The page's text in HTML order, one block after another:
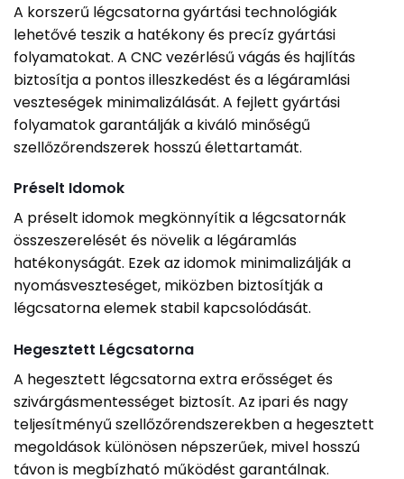
A korszerű légcsatorna gyártási technológiák
lehetővé teszik a hatékony és precíz gyártási
folyamatokat. A CNC vezérlésű vágás és hajlítás
biztosítja a pontos illeszkedést és a légáramlási
veszteségek minimalizálását. A fejlett gyártási
folyamatok garantálják a kiváló minőségű
szellőzőrendszerek hosszú élettartamát.
Préselt Idomok
A préselt idomok megkönnyítik a légcsatornák
összeszerelését és növelik a légáramlás
hatékonyságát. Ezek az idomok minimalizálják a
nyomásveszteséget, miközben biztosítják a
légcsatorna elemek stabil kapcsolódását.
Hegesztett Légcsatorna
A hegesztett légcsatorna extra erősséget és
szivárgásmentességet biztosít. Az ipari és nagy
teljesítményű szellőzőrendszerekben a hegesztett
megoldások különösen népszerűek, mivel hosszú
távon is megbízható működést garantálnak.